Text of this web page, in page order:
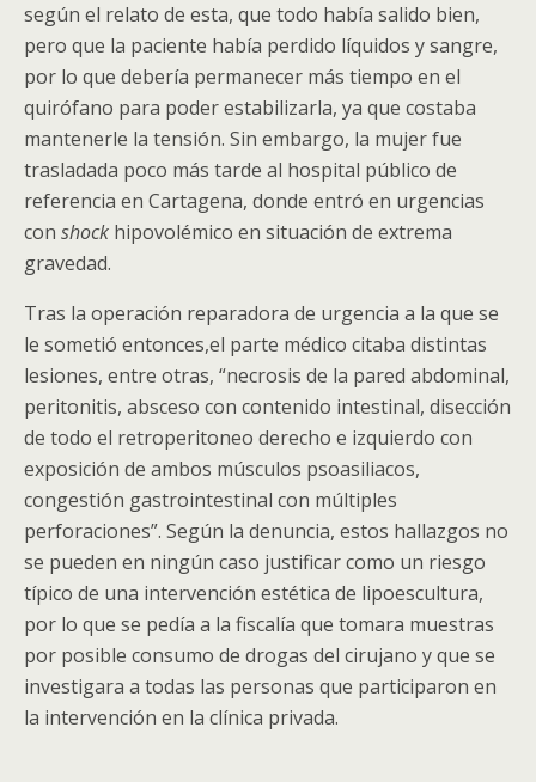
según el relato de esta, que todo había salido bien,
pero que la paciente había perdido líquidos y sangre,
por lo que debería permanecer más tiempo en el
quirófano para poder estabilizarla, ya que costaba
mantenerle la tensión. Sin embargo, la mujer fue
trasladada poco más tarde al hospital público de
referencia en Cartagena, donde entró en urgencias
con shock hipovolémico en situación de extrema
gravedad.
Tras la operación reparadora de urgencia a la que se
le sometió entonces,el parte médico citaba distintas
lesiones, entre otras, “necrosis de la pared abdominal,
peritonitis, absceso con contenido intestinal, disección
de todo el retroperitoneo derecho e izquierdo con
exposición de ambos músculos psoasiliacos,
congestión gastrointestinal con múltiples
perforaciones”. Según la denuncia, estos hallazgos no
se pueden en ningún caso justificar como un riesgo
típico de una intervención estética de lipoescultura,
por lo que se pedía a la fiscalía que tomara muestras
por posible consumo de drogas del cirujano y que se
investigara a todas las personas que participaron en
la intervención en la clínica privada.